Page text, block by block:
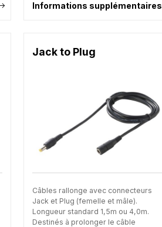
Informations supplémentaires
Jack to Plug
Câbles rallonge avec connecteurs
Jack et Plug (femelle et mâle).
Longueur standard 1,5m ou 4,0m.
Destinés à prolonger le câble